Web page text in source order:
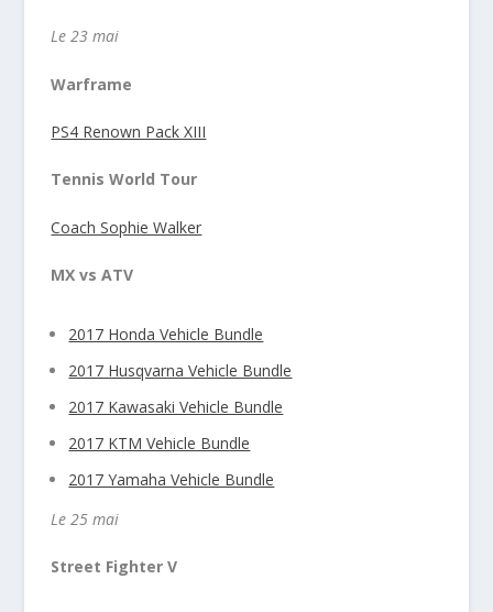
Le 23 mai
Warframe
PS4 Renown Pack XIII
Tennis World Tour
Coach Sophie Walker
MX vs ATV
2017 Honda Vehicle Bundle
2017 Husqvarna Vehicle Bundle
2017 Kawasaki Vehicle Bundle
2017 KTM Vehicle Bundle
2017 Yamaha Vehicle Bundle
Le 25 mai
Street Fighter V